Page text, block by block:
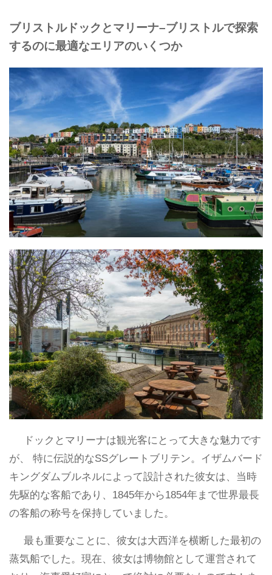
ブリストルドックとマリーナ–ブリストルで探索
するのに最適なエリアのいくつか
ドックとマリーナは観光客にとって大きな魅力です
が、 特に伝説的なSSグレートブリテン。イザムバード
キングダムブルネルによって設計された彼女は、当時
先駆的な客船であり、1845年から1854年まで世界最長
の客船の称号を保持していました。
最も重要なことに、彼女は大西洋を横断した最初の
蒸気船でした。現在、彼女は博物館として運営されて